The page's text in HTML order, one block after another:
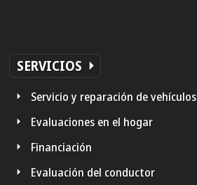
SERVICIOS
Servicio y reparación de vehículos
Evaluaciones en el hogar
Financiación
Evaluación del conductor